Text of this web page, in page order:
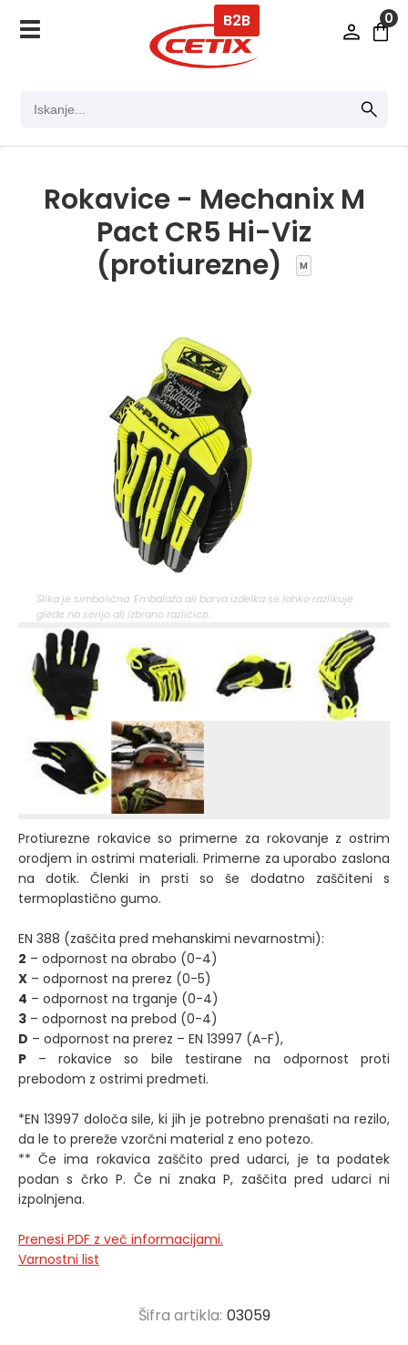
0
B2B
Rokavice - Mechanix M
Pact CR5 Hi-Viz
(protiurezne)
M
Slika je simbolična. Embalaža ali barva izdelka se lahko razlikuje
glede na serijo ali izbrano različico.
Protiurezne rokavice so primerne za rokovanje z ostrim
orodjem in ostrimi materiali. Primerne za uporabo zaslona
na dotik. Členki in prsti so še dodatno zaščiteni s
termoplastično gumo.
EN 388 (zaščita pred mehanskimi nevarnostmi):
2 – odpornost na obrabo (0-4)
X – odpornost na prerez (0-5)
4 – odpornost na trganje (0-4)
3 – odpornost na prebod (0-4)
D – odpornost na prerez – EN 13997 (A-F),
P –
rokavice so bile testirane na odpornost proti
prebodom z ostrimi predmeti.
*EN 13997 določa sile, ki jih je potrebno prenašati na rezilo,
da le to prereže vzorčni material z eno potezo.
** Če ima rokavica zaščito pred udarci, je ta podatek
podan s črko P. Če ni znaka P, zaščita pred udarci ni
izpolnjena.
Prenesi PDF z več informacijami.
Varnostni list
Šifra artikla: 03059